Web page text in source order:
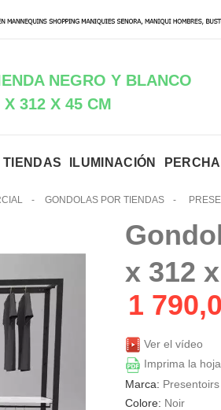
NEGRO Y BLANCO
X 312 X 45 CM
TIENDAS ILUMINACIÓN
- GONDOLAS POR TIENDAS -
x 312
1
Ver el vídeo
Imprima la
Marca:
Colore: Noir